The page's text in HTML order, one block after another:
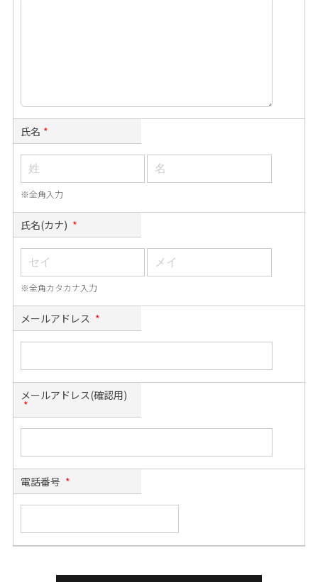
氏名 *
※全角入力
氏名(カナ) *
※全角カタカナ入力
メールアドレス *
メールアドレス(確認用)
*
電話番号 *